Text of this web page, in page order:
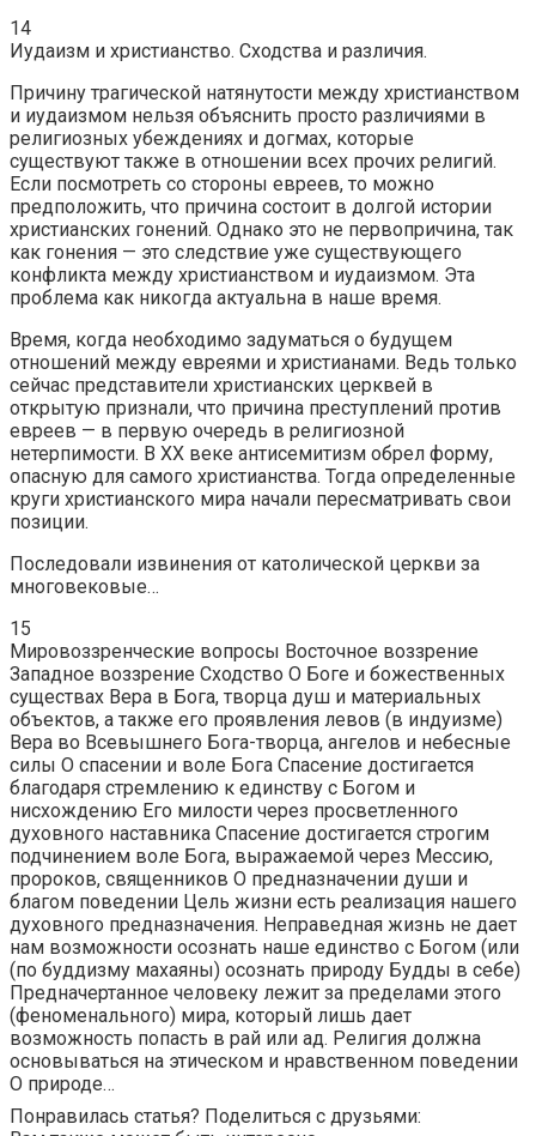
14
Иудаизм и христианство. Сходства и различия.
Причину трагической натянутости между христианством
и иудаизмом нельзя объяснить просто различиями в
религиозных убеждениях и догмах, которые
существуют также в отношении всех прочих религий.
Если посмотреть со стороны евреев, то можно
предположить, что причина состоит в долгой истории
христианских гонений. Однако это не первопричина, так
как гонения — это следствие уже существующего
конфликта между христианством и иудаизмом. Эта
проблема как никогда актуальна в наше время.
Время, когда необходимо задуматься о будущем
отношений между евреями и христианами. Ведь только
сейчас представители христианских церквей в
открытую признали, что причина преступлений против
евреев — в первую очередь в религиозной
нетерпимости. В XX веке антисемитизм обрел форму,
опасную для самого христианства. Тогда определенные
круги христианского мира начали пересматривать свои
позиции.
Последовали извинения от католической церкви за
многовековые…
15
Мировоззренческие вопросы Восточное воззрение
Западное воззрение Сходство О Боге и божественных
существах Вера в Бога, творца душ и материальных
объектов, а также его проявления левов (в индуизме)
Вера во Всевышнего Бога-творца, ангелов и небесные
силы О спасении и воле Бога Спасение достигается
благодаря стремлению к единству с Богом и
нисхождению Его милости через просветленного
духовного наставника Спасение достигается строгим
подчинением воле Бога, выражаемой через Мессию,
пророков, священников О предназначении души и
благом поведении Цель жизни есть реализация нашего
духовного предназначения. Неправедная жизнь не дает
нам возможности осознать наше единство с Богом (или
(по буддизму махаяны) осознать природу Будды в себе)
Предначертанное человеку лежит за пределами этого
(феноменального) мира, который лишь дает
возможность попасть в рай или ад. Религия должна
основываться на этическом и нравственном поведении
О природе…
Понравилась статья? Поделиться с друзьями: